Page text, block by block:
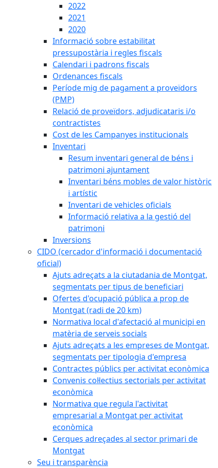
2022
2021
2020
Informació sobre estabilitat
pressupostària i regles fiscals
Calendari i padrons fiscals
Ordenances fiscals
Període mig de pagament a proveïdors
(PMP)
Relació de proveïdors, adjudicataris i/o
contractistes
Cost de les Campanyes institucionals
Inventari
Resum inventari general de béns i
patrimoni ajuntament
Inventari béns mobles de valor històric
i artístic
Inventari de vehicles oficials
Informació relativa a la gestió del
patrimoni
Inversions
CIDO (cercador d'informació i documentació
oficial)
Ajuts adreçats a la ciutadania de Montgat,
segmentats per tipus de beneficiari
Ofertes d'ocupació pública a prop de
Montgat (radi de 20 km)
Normativa local d'afectació al municipi en
matèria de serveis socials
Ajuts adreçats a les empreses de Montgat,
segmentats per tipologia d'empresa
Contractes públics per activitat econòmica
Convenis col·lectius sectorials per activitat
econòmica
Normativa que regula l'activitat
empresarial a Montgat per activitat
econòmica
Cerques adreçades al sector primari de
Montgat
Seu i transparència